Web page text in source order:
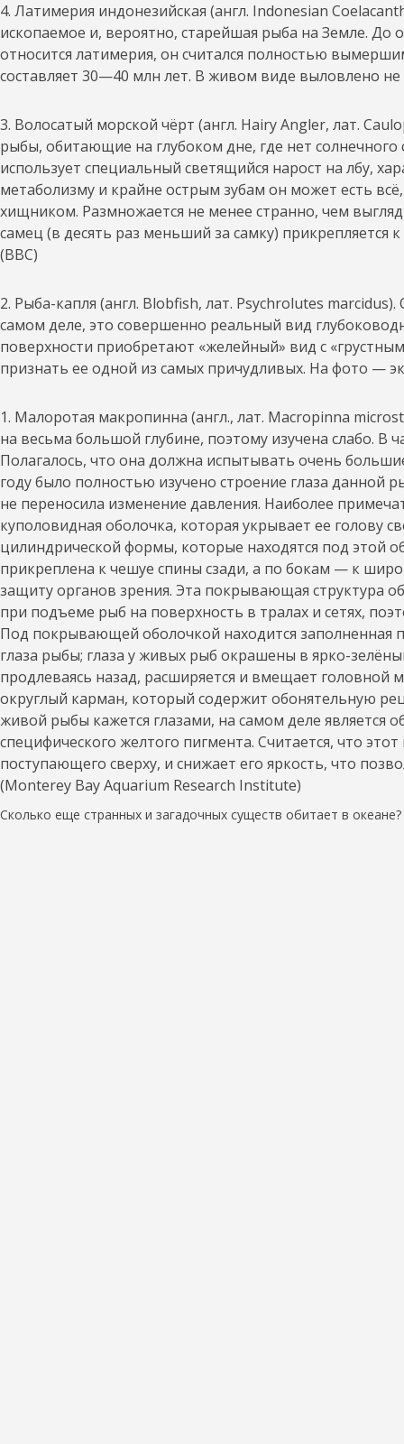
4. Латимерия индонезийская (англ. Indonesian
ископаемое и, вероятно, старейшая рыба на Земле.
относится латимерия, он считался полностью
составляет 30—40 млн лет. В живом виде выловлено
3. Волосатый морской чёрт (англ. Hairy Angler, лат.
рыбы, обитающие на глубоком дне, где нет
использует специальный светящийся нарост на лбу,
метаболизму и крайне острым зубам он может есть
хищником. Размножается не менее странно, чем
самец (в десять раз меньший за самку)
(BBC)
2. Рыба-капля (англ. Blobfish, лат. Psychrolutes
самом деле, это совершенно реальный вид
поверхности приобретают «желейный» вид с
признать ее одной из самых причудливых. На фото —
1. Малоротая макропинна (англ., лат. Macropinna
на весьма большой глубине, поэтому изучена слабо.
Полагалось, что она должна испытывать очень
году было полностью изучено строение глаза данной
не переносила изменение давления. Наиболее
куполовидная оболочка, которая укрывает ее голову
цилиндрической формы, которые находятся под этой
прикреплена к чешуе спины сзади, а по бокам — к
защиту органов зрения. Эта покрывающая структура
при подъеме рыб на поверхность в тралах и сетях,
Под покрывающей оболочкой находится заполненная
глаза рыбы; глаза у живых рыб окрашены в ярко-
продлеваясь назад, расширяется и вмещает головной
округлый карман, который содержит обонятельную
живой рыбы кажется глазами, на самом деле
специфического желтого пигмента. Считается, что
поступающего сверху, и снижает его яркость, что
(Monterey Bay Aquarium Research Institute)
Сколько еще странных и загадочных существ обитает в океане?